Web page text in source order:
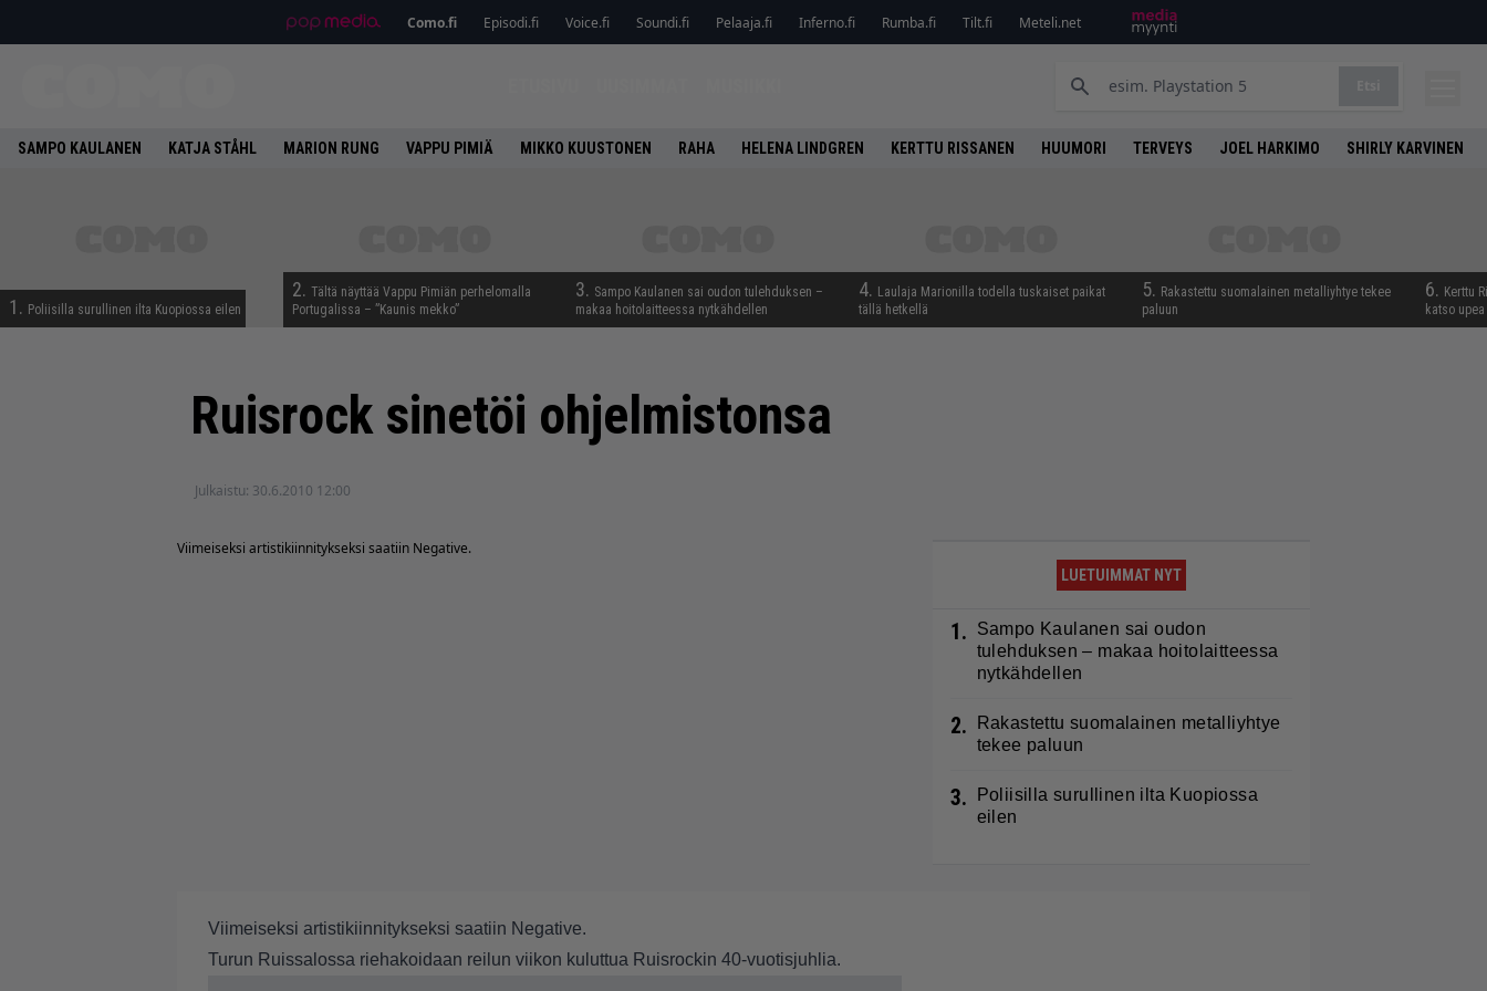
Como.fi Episodi.fi Voice.fi Soundi.fi Pelaaja.fi Inferno.fi Rumba.fi Tilt.fi Meteli.net
SAMPO KAULANEN KATJA STÅHL MARION RUNG VAPPU PIMIÄ MIKKO KUUSTONEN RAHA HELENA LINDGREN KERTTU RISSANEN HUUMORI TERVEYS JOEL HARKIMO SHIRLY KARVINEN
1. Poliisilla surullinen ilta Kuopiossa eilen
2. Tältä näyttää Vappu Pimiän perhelomalla
Portugalissa – ”Kaunis mekko”
3. Sampo Kaulanen sai oudon tulehduksen –
makaa hoitolaitteessa nytkähdellen
4. Laulaja Marionilla todella tuskaiset paikat
tällä hetkellä
5. Rakastettu suomalainen metalliyhtye tekee
paluun
6. Kerttu
katso
Ruisrock sinetöi ohjelmistonsa
Julkaistu: 30.6.2010 12:00
Viimeiseksi artistikiinnitykseksi saatiin Negative.
LUETUIMMAT NYT
1.
Sampo Kaulanen sai oudon
tulehduksen – makaa hoitolaitteessa
nytkähdellen
2.
Rakastettu suomalainen metalliyhtye
tekee paluun
3.
Poliisilla surullinen ilta Kuopiossa
eilen
Viimeiseksi artistikiinnitykseksi saatiin Negative.
Turun Ruissalossa riehakoidaan reilun viikon kuluttua Ruisrockin 40-vuotisjuhlia.